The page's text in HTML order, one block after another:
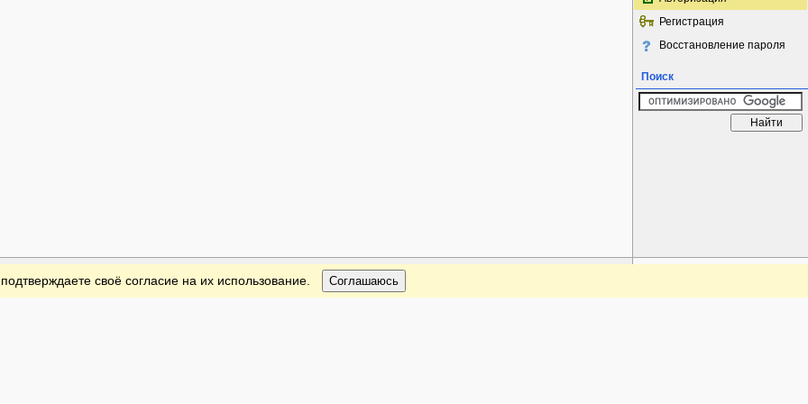
Регистрация
Восстановление пароля
Поиск
своё согласие на их использование. Соглашаюсь